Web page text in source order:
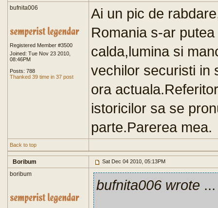
bufnita006
Registered Member #3500
Joined: Tue Nov 23 2010,
08:46PM
Posts: 788
Thanked 39 time in 37 post
Ai un pic de
Romania s-ar
calda,lumina si
vechilor securisti in
ora
istoricilor sa se
parte.Parerea mea.
Back to top
Boribum Sat Dec 04 2010, 05:13PM
boribum
bufnita006 wrote ...